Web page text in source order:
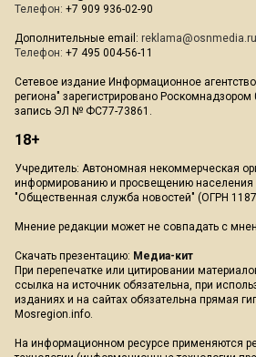
Телефон: +7 909 936-02-90
Дополнительные email: reklama@osnmedia.ru
Телефон: +7 495 004-56-11
Сетевое издание Информационное
региона" зарегистрировано Роскомнадзором
запись ЭЛ № ФС77-73861.
18+
Учредитель: Автономная некоммерческая
информированию и просвещению
"Общественная служба новостей" (ОГРН
Мнение редакции может не совпадать с
Скачать презентацию: Медиа-кит
При перепечатке или цитировании
ссылка на источник обязательна, при
изданиях и на сайтах обязательна прямая
Mosregion.info.
На информационном ресурсе применяются